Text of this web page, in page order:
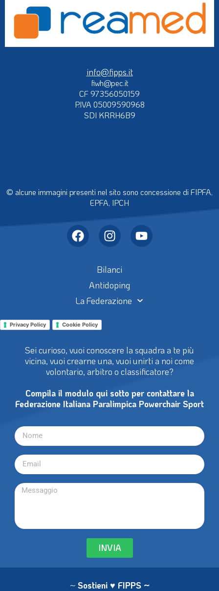
info@fipps.it
fiwh@pec.it
CF 97356050159
P.IVA 05009590968
SDI KRRH6B9
© alcune immagini presenti nel sito sono concessione di FIPFA,
EPFA, IPCH
Bilanci
Antidoping
La Federazione
Privacy Policy Cookie Policy
Sei curioso, vuoi conoscere la squadra a te più
vicina, vuoi crearne una, vuoi unirti a noi come
volontario, arbitro o classificatore?
Compila il modulo qui sotto per contattare la
Federazione Italiana Paralimpica Powerchair Sport
INVIA
~ Sostieni ♥ FIPPS ~